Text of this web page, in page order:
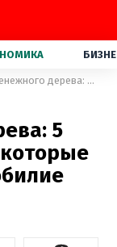
Вместо денежного дерева: 5 комнатных растений, которые привлекают в дом изобилие
5